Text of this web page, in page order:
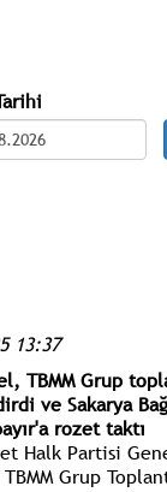
13:37
TBMM Grup
ve Sakarya
rozet taktı
Halk Partisi
Grup